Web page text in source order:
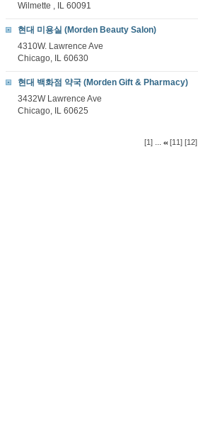
Wilmette , IL 60091
현대 미용실 (Morden Beauty Salon)
4310W. Lawrence Ave
Chicago, IL 60630
현대 백화점 약국 (Morden Gift & Pharmacy)
3432W Lawrence Ave
Chicago, IL 60625
[1]... [11] [12]